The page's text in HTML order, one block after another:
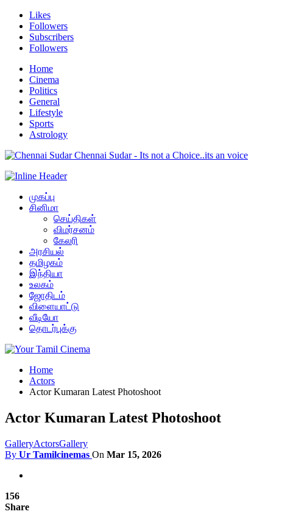
Likes
Followers
Subscribers
Followers
Home
Cinema
Politics
General
Lifestyle
Sports
Astrology
Chennai Sudar - Its not a Choice..its an voice
முகப்பு
சினிமா
செய்திகள்
விமர்சனம்
கேலரி
அரசியல்
தமிழகம்
இந்தியா
உலகம்
ஜோதிடம்
விளையாட்டு
வீடியோ
தொடர்புக்கு
Home
Actors
Actor Kumaran Latest Photoshoot
Actor Kumaran Latest Photoshoot
GalleryActorsGallery
By Ur Tamilcinemas On Mar 15, 2026
156
Share